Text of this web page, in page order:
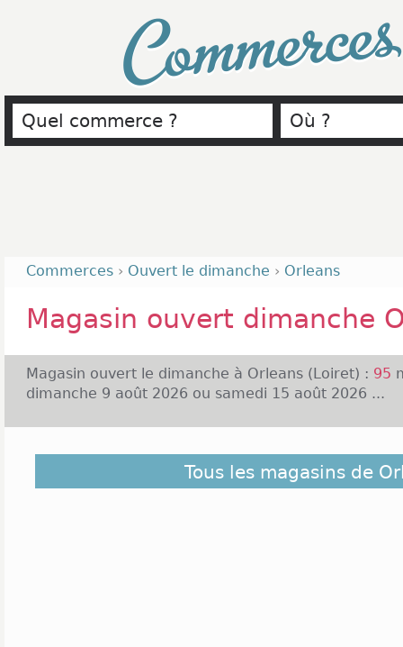
Commerces › Ouvert le dimanche › Orleans
Magasin ouvert dimanche
Magasin ouvert le dimanche à Orleans (Loiret) : 95
dimanche 9 août 2026 ou samedi 15 août 2026 ...
Dans le département du Loiret, Orléans compte
commercial de la ville, nommé Place d'Arc,
Tous les magasins de